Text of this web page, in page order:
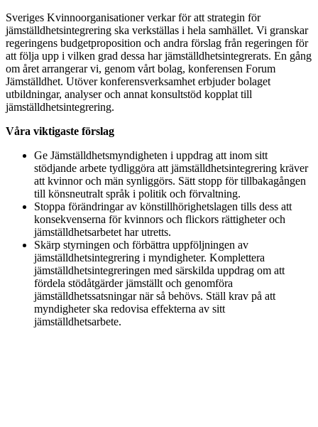
Sveriges Kvinnoorganisationer verkar för att strategin för
jämställdhetsintegrering ska verkställas i hela samhället. Vi granskar
regeringens budgetproposition och andra förslag från regeringen för
att följa upp i vilken grad dessa har jämställdhetsintegrerats. En gång
om året arrangerar vi, genom vårt bolag, konferensen Forum
Jämställdhet. Utöver konferensverksamhet erbjuder bolaget
utbildningar, analyser och annat konsultstöd kopplat till
jämställdhetsintegrering.
Våra viktigaste förslag
Ge Jämställdhetsmyndigheten i uppdrag att inom sitt
stödjande arbete tydliggöra att jämställdhetsintegrering kräver
att kvinnor och män synliggörs. Sätt stopp för tillbakagången
till könsneutralt språk i politik och förvaltning.
Stoppa förändringar av könstillhörighetslagen tills dess att
konsekvenserna för kvinnors och flickors rättigheter och
jämställdhetsarbetet har utretts.
Skärp styrningen och förbättra uppföljningen av
jämställdhetsintegrering i myndigheter. Komplettera
jämställdhetsintegreringen med särskilda uppdrag om att
fördela stödåtgärder jämställt och genomföra
jämställdhetssatsningar när så behövs. Ställ krav på att
myndigheter ska redovisa effekterna av sitt
jämställdhetsarbete.